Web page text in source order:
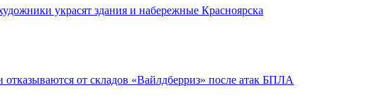
украсят здания и набережные Красноярска
от складов «Вайлдберриз» после атак БПЛА